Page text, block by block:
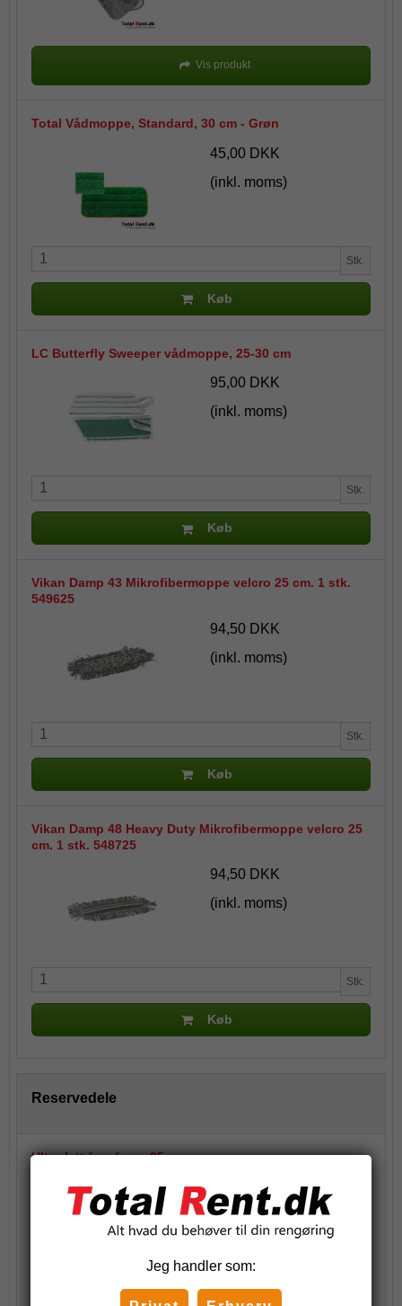
Vis produkt
Total Vådmoppe, Standard, 30 cm - Grøn
45,00 DKK
(inkl. moms)
Stk.
Køb
LC Butterfly Sweeper vådmoppe, 25-30 cm
95,00 DKK
(inkl. moms)
Stk.
Køb
Vikan Damp 43 Mikrofibermoppe velcro 25 cm. 1 stk.
549625
94,50 DKK
(inkl. moms)
Stk.
Køb
Vikan Damp 48 Heavy Duty Mikrofibermoppe velcro 25
cm. 1 stk. 548725
94,50 DKK
(inkl. moms)
Stk.
Køb
Reservedele
Ultra-lett fremfører, 25 cm
115,75 DKK
(inkl. moms)
Jeg handler som: